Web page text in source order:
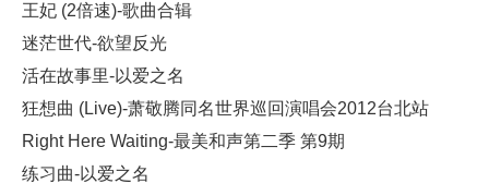
王妃 (2倍速)-歌曲合辑
迷茫世代-欲望反光
活在故事里-以爱之名
狂想曲 (Live)-萧敬腾同名世界巡回演唱会2012台北站
Right Here Waiting-最美和声第二季 第9期
练习曲-以爱之名